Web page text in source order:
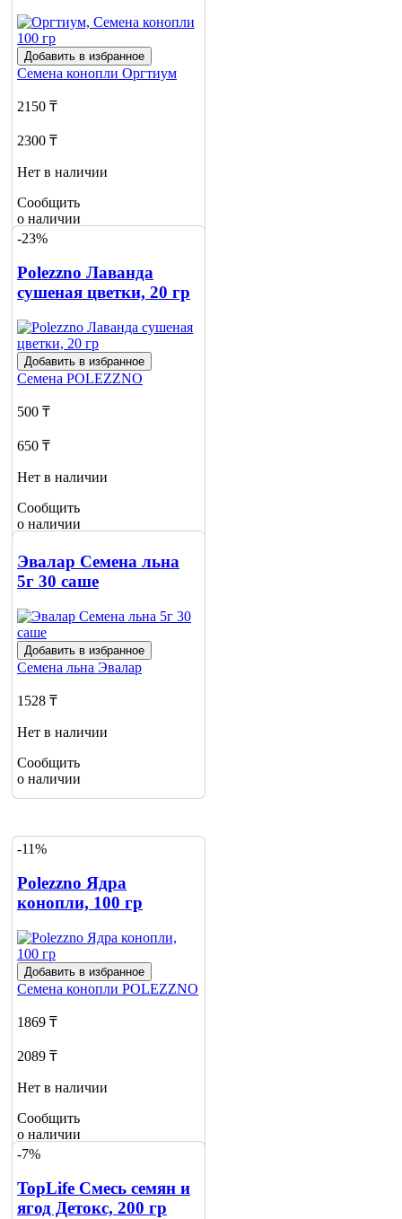
Добавить в избранное
Семена конопли Оргтиум
2150 ₸
2300 ₸
Нет в наличии
Сообщить
о наличии
-23%
Polezzno Лаванда
сушеная цветки, 20 гр
Добавить в избранное
Семена POLEZZNO
500 ₸
650 ₸
Нет в наличии
Сообщить
о наличии
Эвалар Семена льна
5г 30 саше
Добавить в избранное
Семена льна Эвалар
1528 ₸
Нет в наличии
Сообщить
о наличии
-11%
Polezzno Ядра
конопли, 100 гр
Добавить в избранное
Семена конопли POLEZZNO
1869 ₸
2089 ₸
Нет в наличии
Сообщить
о наличии
1
-7%
TopLife Смесь семян и
ягод Детокс, 200 гр